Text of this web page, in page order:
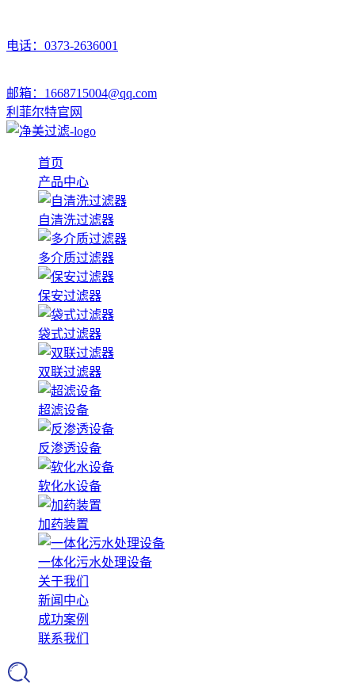
电话：0373-2636001
邮箱：1668715004@qq.com
利菲尔特官网
首页
产品中心
自清洗过滤器
多介质过滤器
保安过滤器
袋式过滤器
双联过滤器
超滤设备
反渗透设备
软化水设备
加药装置
一体化污水处理设备
关于我们
新闻中心
成功案例
联系我们